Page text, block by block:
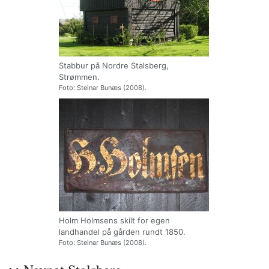
Stabbur på Nordre Stalsberg,
Strømmen.
Foto: Steinar Bunæs (2008).
Holm Holmsens skilt for egen
landhandel på gården rundt 1850.
Foto: Steinar Bunæs (2008).